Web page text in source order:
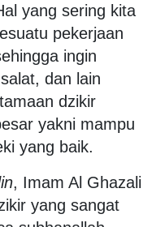
yang sering kita
pekerjaan
ingin
dan lain
dzikir
yakni mampu
yang baik.
, Imam Al Ghazali
yang sangat